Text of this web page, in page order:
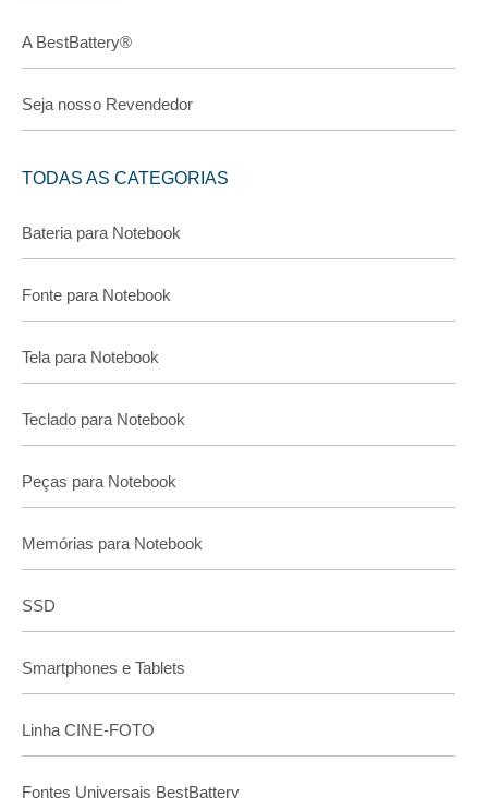
A BestBattery®
Seja nosso Revendedor
TODAS AS CATEGORIAS
Bateria para Notebook
Fonte para Notebook
Tela para Notebook
Teclado para Notebook
Peças para Notebook
Memórias para Notebook
SSD
Smartphones e Tablets
Linha CINE-FOTO
Fontes Universais BestBattery